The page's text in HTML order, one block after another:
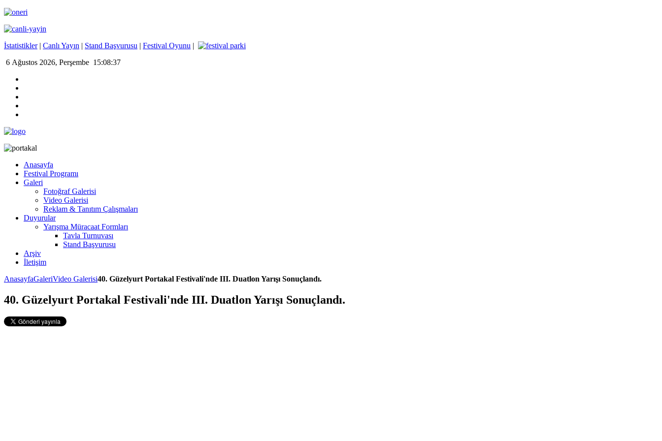
İstatistikler| Canlı Yayın | Stand Başvurusu | Festival Oyunu |
6 Ağustos 2026, Perşembe 15:08:37
Anasayfa
Festival Programı
Galeri
Fotoğraf Galerisi
Video Galerisi
Reklam & Tanıtım Çalışmaları
Duyurular
Yarışma Müracaat Formları
Tavla Turnuvası
Stand Başvurusu
Arşiv
İletişim
AnasayfaGaleriVideo Galerisi40. Güzelyurt Portakal Festivali'nde III. Duatlon Yarışı Sonuçlandı.
40. Güzelyurt Portakal Festivali'nde III. Duatlon Yarışı Sonuçlandı.